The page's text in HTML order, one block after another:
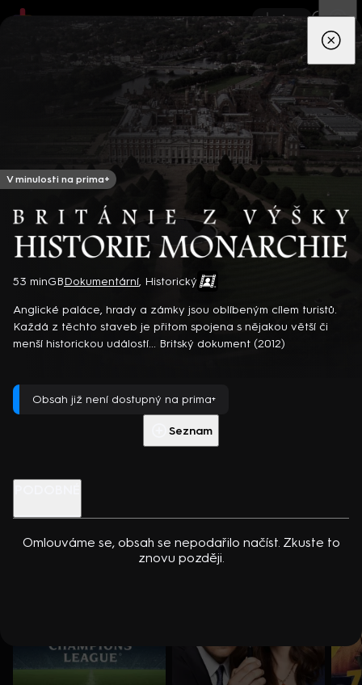
App
Filmy Děti Zprávy Novinky
V minulosti na prima+
Británie z výšky: Historie monarchie
53 minGBDokumentární, Historický
Anglické paláce, hrady a zámky jsou oblíbeným cílem turistů.
Každá z těchto staveb je přitom spojena s nějakou větší či
menší historickou událostí... Britský dokument (2012)
Obsah již není dostupný na prima+
Seznam
Omlouváme se, obsah se nepodařilo načíst. Zkuste to
znovu později.
Detektiv Karl Alberg přijíždí do přímořského městečka Gibsons,
bolestivém rozvodu. Společně se svým týmem odhaluje temná
tajemství, která narušují poklidnou atmosféru komunity a
současně se snaží zvládnout komplikovaný vztah s dospívající
Kreuková, R. Sutherland, A. Douglas, M. Loweová, S.
Spracklinová a další
8 epizod
Přehrát ukázku